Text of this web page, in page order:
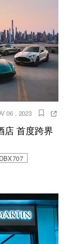
06 , 2023
店 首度跨界
DBX707